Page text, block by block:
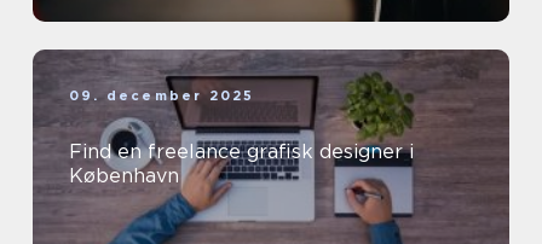
09. december 2025
Find en freelance grafisk designer i
København